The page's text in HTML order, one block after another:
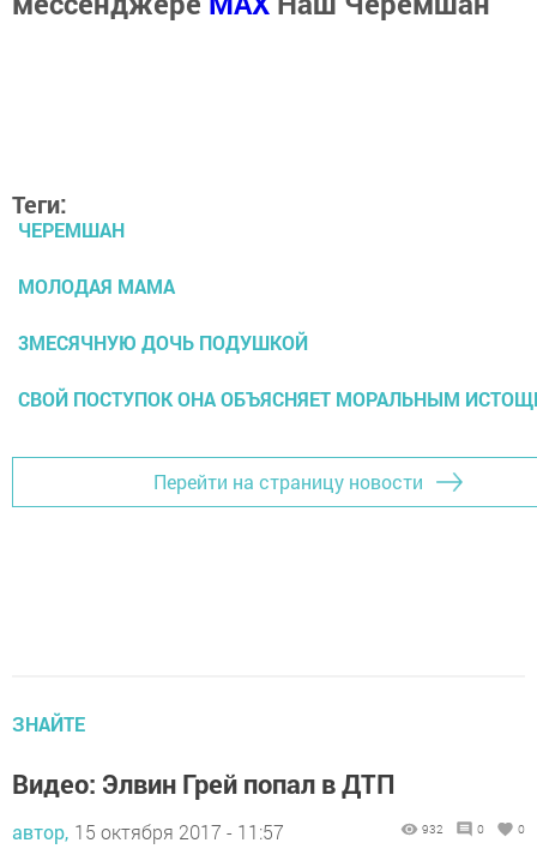
Теги:
ЧЕРЕМШАН
МОЛОДАЯ МАМА
3МЕСЯЧНУЮ ДОЧЬ ПОДУШКОЙ
СВОЙ ПОСТУПОК ОНА ОБЪЯСНЯЕТ МОРАЛЬНЫМ
Перейти на страницу новости
ЗНАЙТЕ
Видео: Элвин Грей попал в ДТП
автор, 15 октября 2017 - 11:57 932 0 0